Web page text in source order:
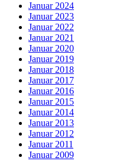
Januar 2024
Januar 2023
Januar 2022
Januar 2021
Januar 2020
Januar 2019
Januar 2018
Januar 2017
Januar 2016
Januar 2015
Januar 2014
Januar 2013
Januar 2012
Januar 2011
Januar 2009